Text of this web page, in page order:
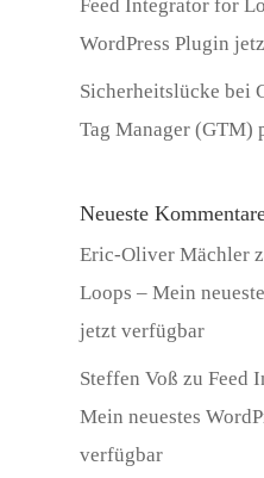
Feed Integrator for
WordPress Plugin
Sicherheitslücke bei
Tag Manager (GTM)
Neueste
Eric-Oliver Mächler
Loops – Mein
jetzt verfügbar
Steffen Voß zuFeed
Mein neuestes
verfügbar